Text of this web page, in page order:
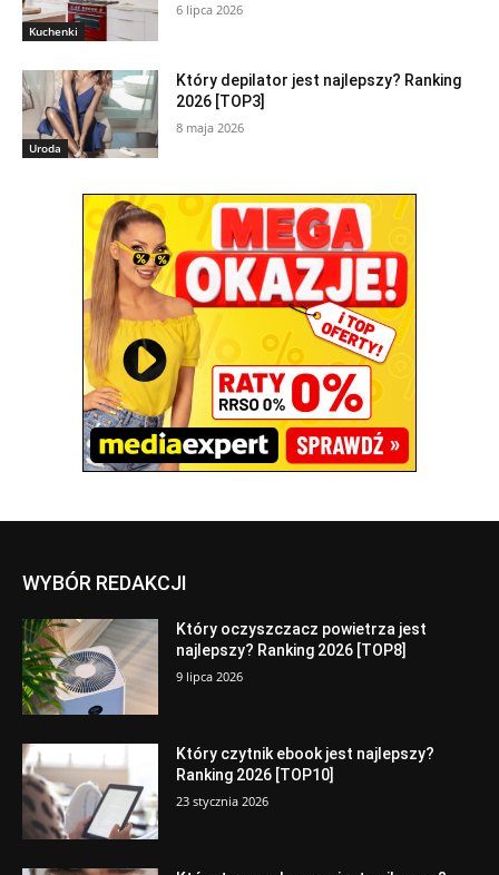
Kuchenki
6 lipca 2026
Uroda
Który depilator jest najlepszy? Ranking
2026 [TOP3]
8 maja 2026
WYBÓR REDAKCJI
Który oczyszczacz powietrza jest
najlepszy? Ranking 2026 [TOP8]
9 lipca 2026
Który czytnik ebook jest najlepszy?
Ranking 2026 [TOP10]
23 stycznia 2026